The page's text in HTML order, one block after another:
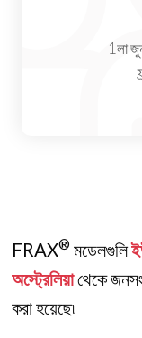
1লা
FRAX® মডেলগুলি
অস্ট্রেলিয়াথেকে
করা হয়েছে৷